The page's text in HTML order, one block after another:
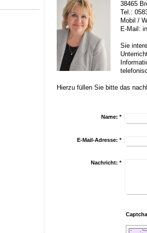
38465
Tel.:
Mobil /
E-Mail:
Sie
Hierzu füllen Sie bitte das
Name: *
E-Mail-Adresse: *
Nachricht: *